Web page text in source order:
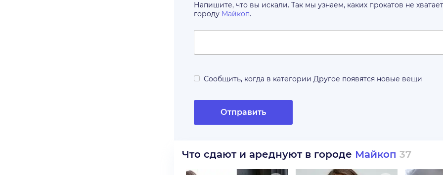
Напишите, что вы искали. Так мы узнаем, каких прокатов не хватает
городу Майкоп.
Сообщить, когда в категории Другое появятся новые вещи
Отправить
Что сдают и ареднуют в городе Майкоп 37